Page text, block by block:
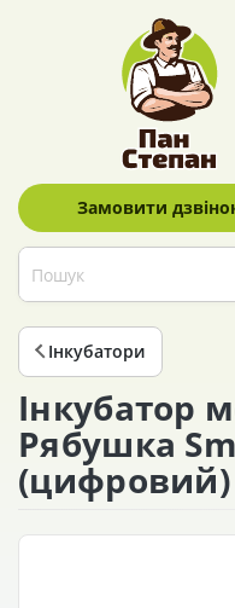
Замовити
Інкубатори
Інкубатор
Рябушка
(цифровий)